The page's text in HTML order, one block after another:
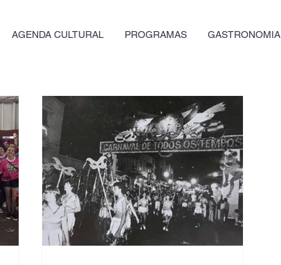
AGENDA CULTURAL PROGRAMAS GASTRONOMIA